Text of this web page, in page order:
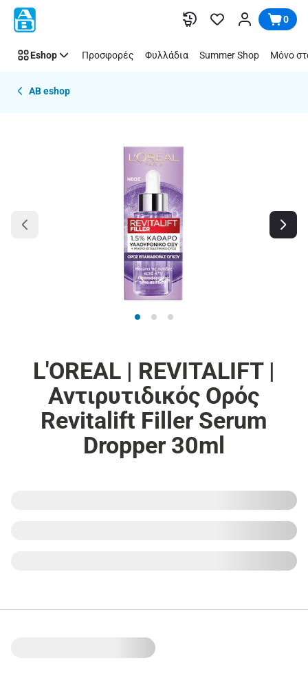
Παράλειψη 0
Eshop Προσφορές Φυλλάδια Summer Shop Μόνο
AB eshop
L'OREAL | REVITALIFT |
Αντιρυτιδικός Ορός
Revitalift Filler Serum
Dropper 30ml